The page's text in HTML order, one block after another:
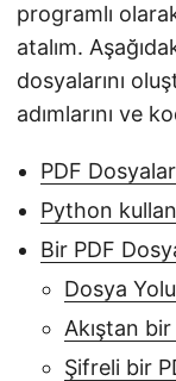
programlı
atalım.
dosyalarını
adımlarını ve
PDF
Python
Bir PDF
Dosya
Akıştan
Şifreli bir